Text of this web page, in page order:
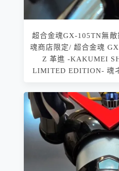
超合金魂GX-105TN無
魂商店限定/ 超合金魂
Z 革進 -KAKUMEI
LIMITED EDITION- 魂